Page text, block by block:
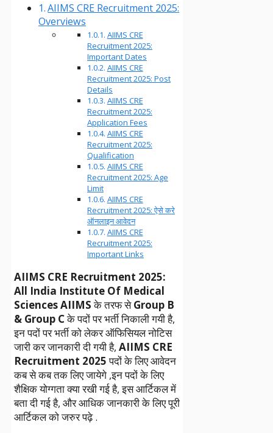
AIIMS CRE Recruitment 2025:
Overviews
AIIMS CRE
Recruitment 2025:
Important Dates
AIIMS CRE
Recruitment 2025: Post
Details
AIIMS CRE
Recruitment 2025:
Application Fees
AIIMS CRE
Recruitment 2025:
Qualification
AIIMS CRE
Recruitment 2025: Age
Limit
AIIMS CRE
Recruitment 2025: ऐसे करे
ऑनलाइन आवेदन
AIIMS CRE
Recruitment 2025:
Important Links
AIIMS CRE Recruitment 2025:
All India Institute Of Medical
Sciences AIIMSके तरफ सेGroup B
& Group Cके पदों पर भर्ती निकाली गयी है,
इन पदों पर भर्ती को लेकर ऑफिसियल नोटिस
जारी कर जानकारी दी गयी है, AIIMS CRE
Recruitment 2025पदों के लिए आवेदन
कब से कब तक लिए जायेगे ,इन पदों के लिए
शैक्षिक योग्गता क्या रखी गई है, इस आर्टिकल में
बता दी गई है, और आधिक जानकारी के लिए पूरी
आर्टिकल को जरुर पढ़े .